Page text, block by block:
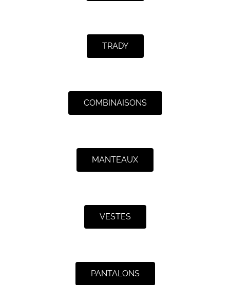
TRADY
COMBINAISONS
MANTEAUX
VESTES
PANTALONS